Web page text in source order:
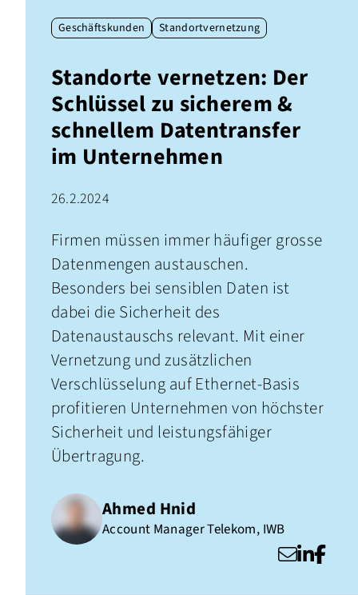
Geschäftskunden Standortvernetzung
Standorte vernetzen: Der
Schlüssel zu sicherem &
schnellem Datentransfer
im Unternehmen
26.2.2024
Firmen müssen immer häufiger grosse
Datenmengen austauschen.
Besonders bei sensiblen Daten ist
dabei die Sicherheit des
Datenaustauschs relevant. Mit einer
Vernetzung und zusätzlichen
Verschlüsselung auf Ethernet-Basis
profitieren Unternehmen von höchster
Sicherheit und leistungsfähiger
Übertragung.
Ahmed Hnid
Account Manager Telekom, IWB